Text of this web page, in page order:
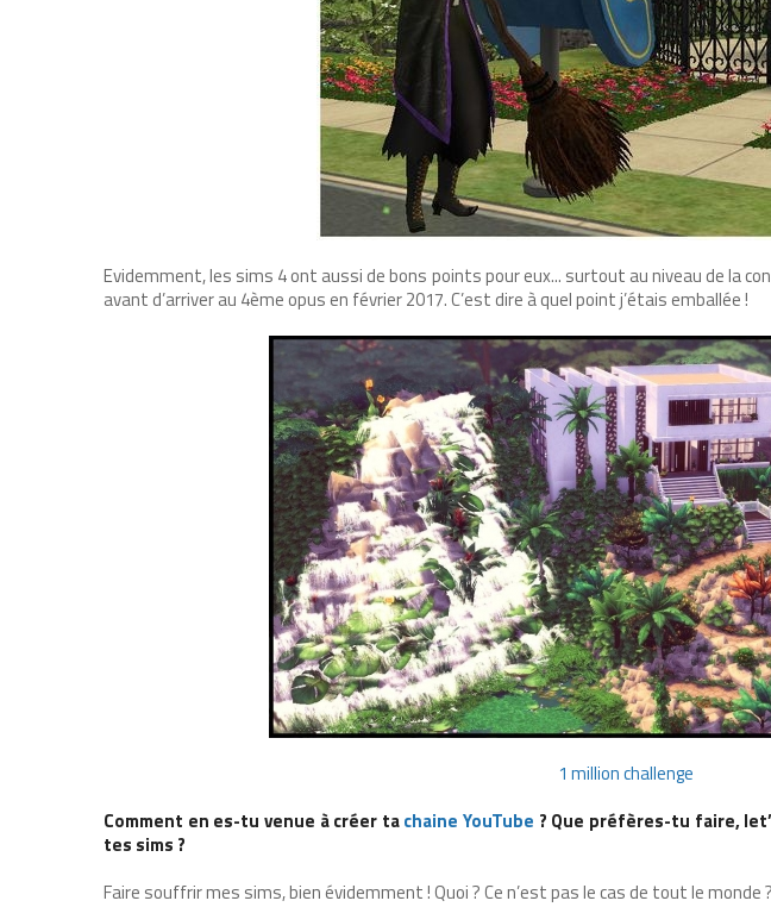
Evidemment, les sims 4 ont aussi de bons points pour eux... surtout au niveau de la
avant d’arriver au 4ème opus en février 2017. C’est dire à quel point j’étais emballée !
1 million challenge
Comment en es-tu venue à créer tachaine YouTube ? Que préfères-tu faire,
tes sims ?
Faire souffrir mes sims, bien évidemment ! Quoi ? Ce n’est pas le cas de tout le monde ?